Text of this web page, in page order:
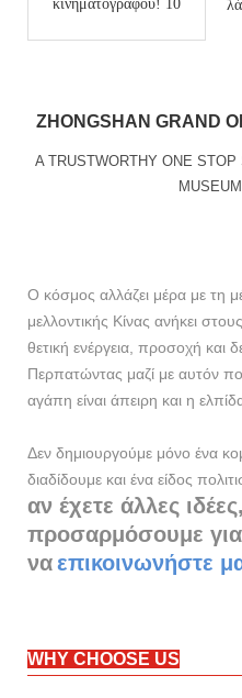
ZHONGSHAN GRAND
A TRUSTWORTHY ONE
Ο κόσμος αλλάζει μέρα με τη
μελλοντικής Κίνας ανήκει
θετική ενέργεια, προσοχή και
Περπατώντας μαζί με αυτόν
αγάπη είναι άπειρη και η
Δεν δημιουργούμε μόνο ένα
διαδίδουμε και ένα είδος
αν έχετε άλλες
προσαρμόσουμε
ναεπικοινωνήστε
WHY CHOOSE US